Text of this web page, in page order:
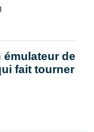
émulateur de
fait tourner